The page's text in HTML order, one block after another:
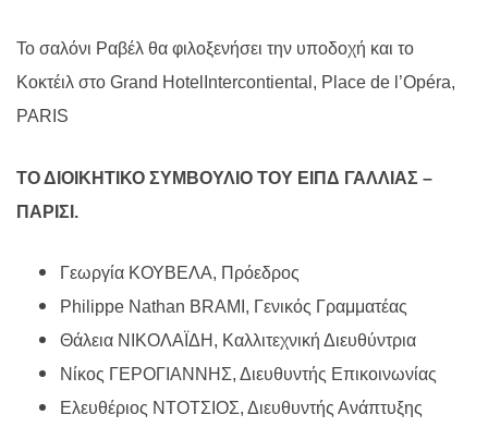
Το σαλόνι Ραβέλ θα φιλοξενήσει την υποδοχή και το
Κοκτέιλ στο Grand HotelIntercontiental, Place de l’Opéra,
PARIS
ΤΟ ΔΙΟΙΚΗΤΙΚΟ ΣΥΜΒΟΥΛΙΟ ΤΟΥ ΕΙΠΔ ΓΑΛΛΙΑΣ –
ΠΑΡΙΣΙ.
Γεωργία ΚΟΥΒΕΛΑ, Πρόεδρος
Philippe Nathan BRAMI, Γενικός Γραμματέας
Θάλεια ΝΙΚΟΛΑΪΔΗ, Καλλιτεχνική Διευθύντρια
Νίκος ΓΕΡΟΓΙΑΝΝΗΣ, Διευθυντής Επικοινωνίας
Ελευθέριος ΝΤΟΤΣΙΟΣ, Διευθυντής Ανάπτυξης